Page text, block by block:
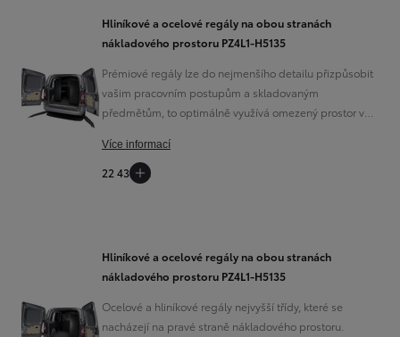
Hliníkové a ocelové regály na obou stranách
nákladového prostoru PZ4L1-H5135
Prémiové regály lze do nejmenšího detailu přizpůsobit
vašim pracovním postupům a skladovaným
předmětům, to optimálně využívá omezený prostor ve
hmotnost.
Více informací
22 439 Kč
Hliníkové a ocelové regály na obou stranách
nákladového prostoru PZ4L1-H5135
Ocelové a hliníkové regály nejvyšší třídy, které se
nacházejí na pravé straně nákladového prostoru.